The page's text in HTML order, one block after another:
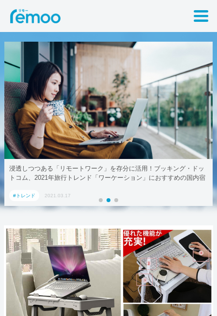
テレワークでも取引先に贈れる「リモート手土産」、AoyamaLab
#トレンド 2021.03.17